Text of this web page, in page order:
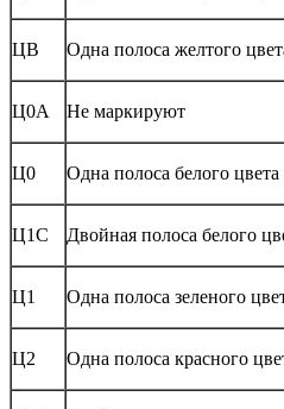
ЦВ Одна полоса желтого
Ц0А Не маркируют
Ц0 Одна полоса белого цвета
Ц1С Двойная полоса белого
Ц1 Одна полоса зеленого
Ц2 Одна полоса красного